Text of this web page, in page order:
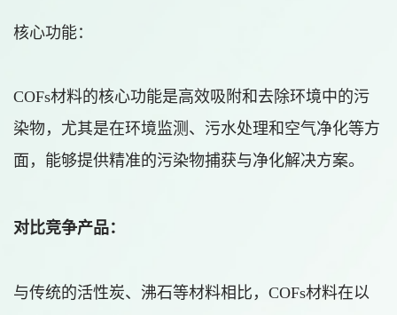
核心功能：
COFs材料的核心功能是高效吸附和去除环境中的污
染物，尤其是在环境监测、污水处理和空气净化等方
面，能够提供精准的污染物捕获与净化解决方案。
对比竞争产品：
与传统的活性炭、沸石等材料相比，COFs材料在以